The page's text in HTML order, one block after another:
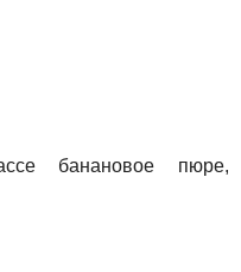
банановое пюре,